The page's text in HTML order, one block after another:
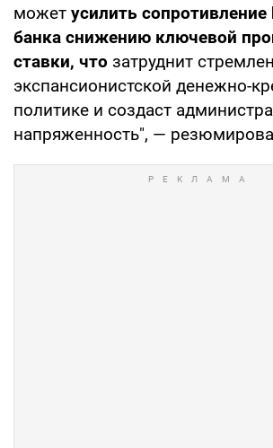
может усилить
банка снижению ключевой
ставки, что затруднит
экспансионистской денежно-
политике и создаст
напряженность", —